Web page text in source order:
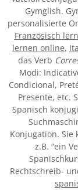
Gymglish.
personalisierte
Französisch
lernen online,
das Verb
Modi:
Condicional,
Presente, etc.
Spanisch
Konjugation. Sie
z.B. “ein
Rechtschreib-